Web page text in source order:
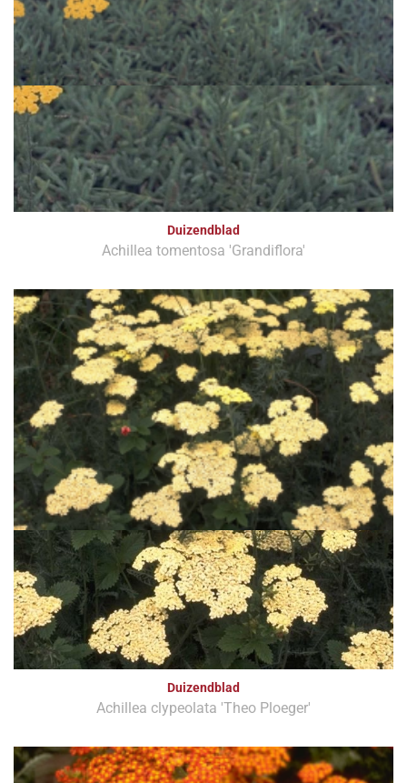
Duizendblad
Achillea tomentosa 'Grandiflora'
Duizendblad
Achillea clypeolata 'Theo Ploeger'